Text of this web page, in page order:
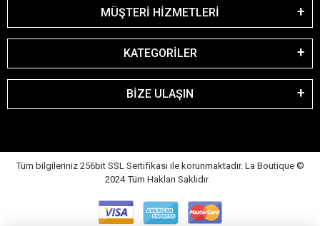
MÜŞTERİ HİZMETLERİ
KATEGORİLER
BİZE ULAŞIN
Tüm bilgileriniz 256bit SSL Sertifikası ile korunmaktadır. La Boutique ©
2024 Tüm Hakları Saklıdır